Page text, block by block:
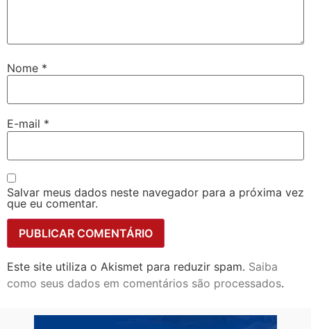
Nome *
E-mail *
Salvar meus dados neste navegador para a próxima vez
que eu comentar.
Este site utiliza o Akismet para reduzir spam. Saiba
como seus dados em comentários são processados.